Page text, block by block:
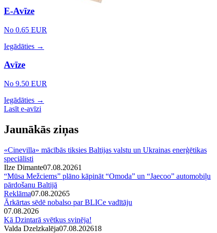
E-Avīze
No 0.65 EUR
Iegādāties →
Avīze
No 9.50 EUR
Iegādāties →
Lasīt e-avīzi
Jaunākās ziņas
«Cinevilla» mācībās tiksies Baltijas valstu un Ukrainas enerģētikas
speciālisti
Ilze Dimante07.08.20261
“Mūsa Mežciems” plāno kāpināt “Omoda” un “Jaecoo” automobiļu
pārdošanu Baltijā
Reklāma07.08.20265
Ārkārtas sēdē nobalso par BLICe vadītāju
07.08.2026
Kā Dzintarā svētkus svinēja!
Valda Dzelzkalēja07.08.202618